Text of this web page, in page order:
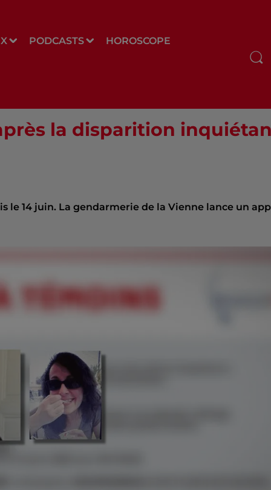
PODCASTS HOROSCOPE
la disparition
le 14 juin. La gendarmerie de la Vienne lance un